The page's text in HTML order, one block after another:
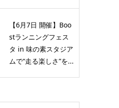
【6月7日 開催】Boo
stランニングフェス
タ in 味の素スタジア
ムで“走る楽しさ”を...